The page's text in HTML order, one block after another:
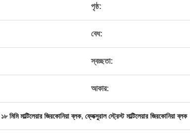
পৃষ্ঠ:
বেধ:
স্বচ্ছতা:
আকার:
১৮ মিমি মাল্টিলেয়ার জিরকোনিয়া ব্লক, ফ্লেক্সুরাল স্ট্রেস্ট মাল্টিলেয়ার জিরকোনিয়া ব্লক